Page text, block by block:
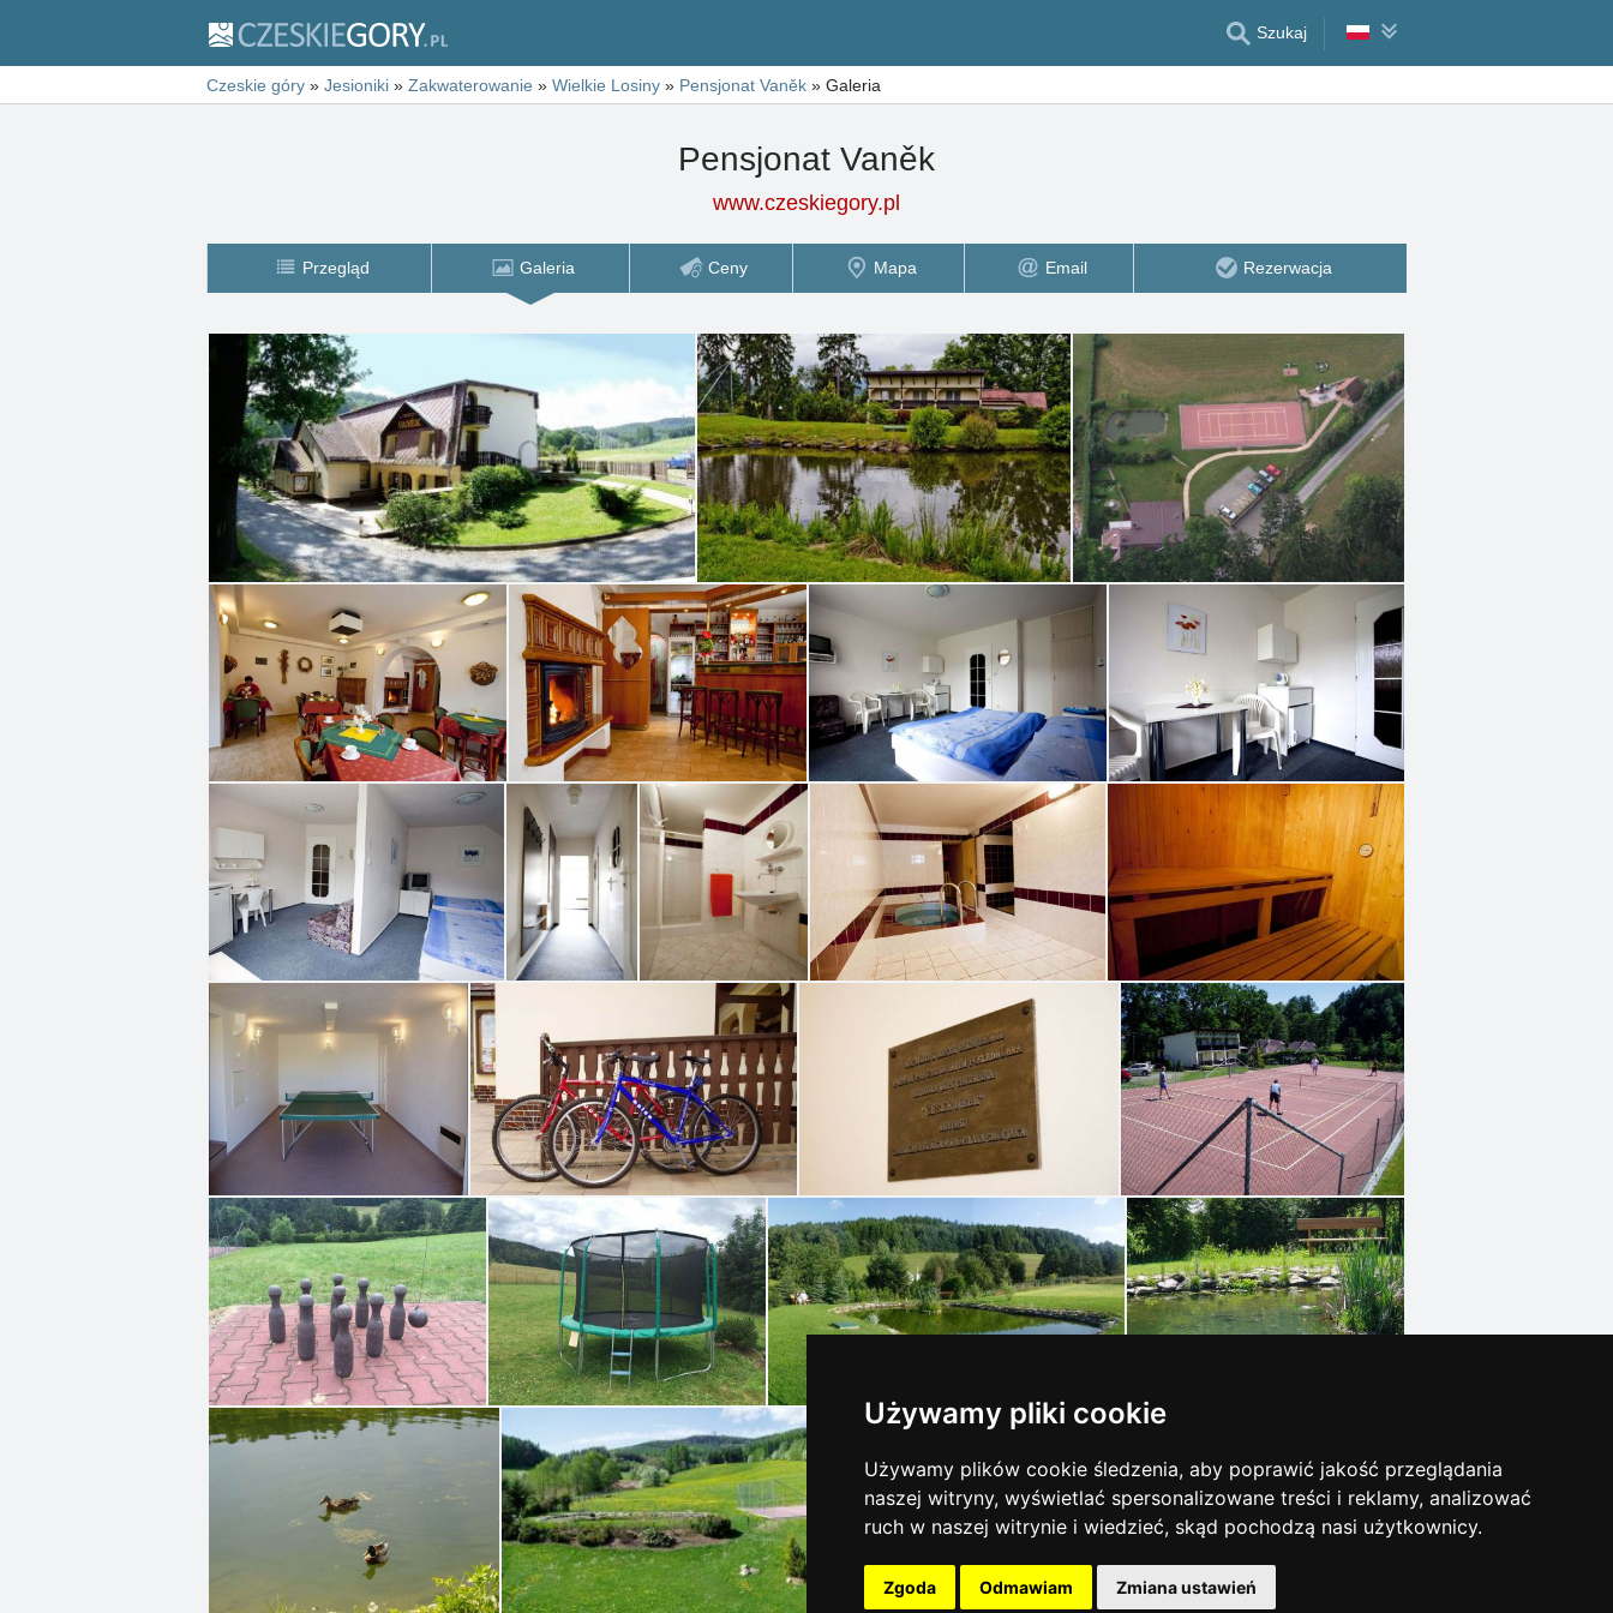
Używamy pliki cookie
Używamy plików cookie śledzenia, aby poprawić jakość przeglądania
naszej witryny, wyświetlać spersonalizowane treści i reklamy, analizować
ruch w naszej witrynie i wiedzieć, skąd pochodzą nasi użytkownicy.
Zgoda Odmawiam Zmiana ustawień
Szukaj
Czeskie góry » Jesioniki » Zakwaterowanie » Wielkie Losiny » Pensjonat Vaněk » Galeria
Pensjonat Vaněk
www.czeskiegory.pl
Przegląd Galeria Ceny Mapa Email Rezerwacja